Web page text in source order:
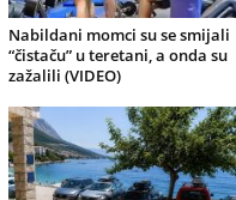
Nabildani momci su se smijali
“čistaču” u teretani, a onda su
zažalili (VIDEO)